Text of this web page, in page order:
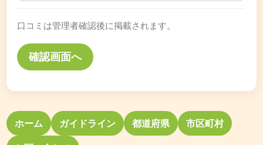
口コミは管理者確認後に掲載されます。
ホーム ガイドライン 都道府県 市区町村